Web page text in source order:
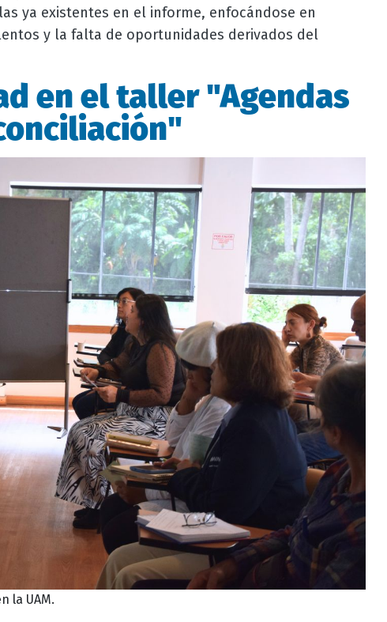
ya existentes en el informe, enfocándose en
y la falta de oportunidades derivados del
en el taller "Agendas
la UAM.